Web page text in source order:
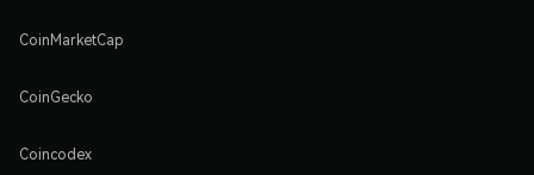
CoinMarketCap
CoinGecko
Coincodex